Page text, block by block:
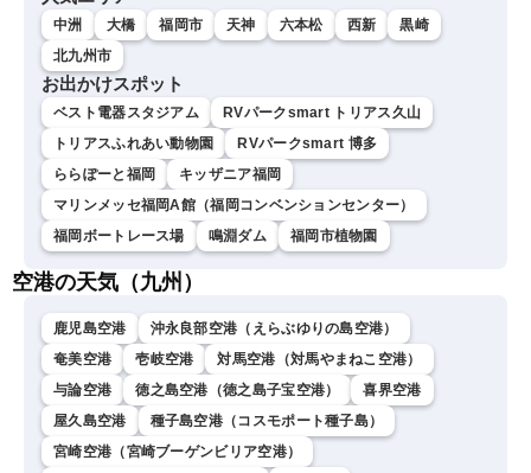
中洲 大橋 福岡市 天神 六本松 西新
黒崎
北九州市
お出かけスポット
ベスト電器スタジアム
RVパークsmart トリアス久山
トリアスふれあい動物園
RVパークsmart 博多
ららぽーと福岡
キッザニア福岡
マリンメッセ福岡A館（福岡コンベンションセンター）
福岡ボートレース場
鳴淵ダム 福岡市植物園
空港の天気（九州）
鹿児島空港
沖永良部空港（えらぶゆりの島空港）
奄美空港
壱岐空港
対馬空港（対馬やまねこ空港）
与論空港
徳之島空港（徳之島子宝空港）
喜界空港
屋久島空港
種子島空港（コスモポート種子島）
宮崎空港（宮崎ブーゲンビリア空港）